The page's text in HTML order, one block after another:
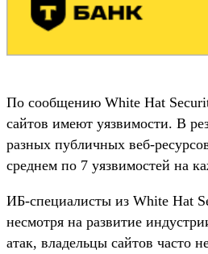
По сообщению White Hat
сайтов имеют уязвимости. В
разных публичных веб-
среднем по 7 уязвимостей на
ИБ-специалисты из White Hat
несмотря на развитие
атак, владельцы сайтов часто